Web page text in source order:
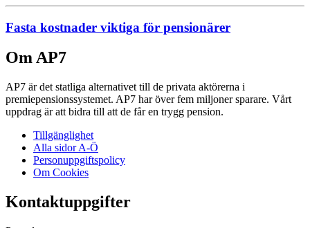
Fasta kostnader viktiga för pensionärer
Om AP7
AP7 är det statliga alternativet till de privata aktörerna i
premiepensionssystemet. AP7 har över fem miljoner sparare. Vårt
uppdrag är att bidra till att de får en trygg pension.
Tillgänglighet
Alla sidor A-Ö
Personuppgiftspolicy
Om Cookies
Kontaktuppgifter